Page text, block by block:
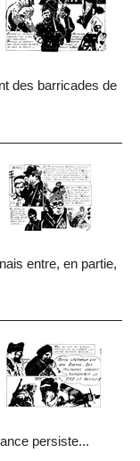
des barricades de
entre, en partie,
persiste...